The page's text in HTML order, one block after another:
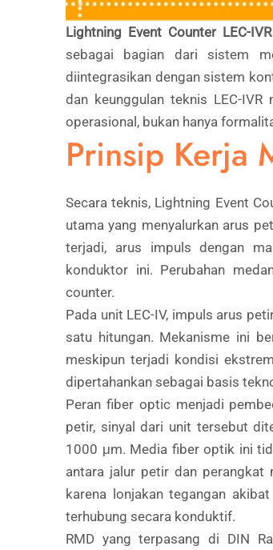
Lightning Event Counter LEC-IVR
sebagai bagian dari sistem
diintegrasikan dengan sistem
dan keunggulan teknis LEC-
operasional, bukan hanya
Prinsip Kerja
Secara teknis, Lightning Event
utama yang menyalurkan arus
terjadi, arus impuls dengan
konduktor ini. Perubahan
counter.
Pada unit LEC-IV, impuls arus
satu hitungan. Mekanisme ini
meskipun terjadi kondisi
dipertahankan sebagai basis
Peran fiber optic menjadi
petir, sinyal dari unit tersebut
1000 μm. Media fiber optik ini
antara jalur petir dan perangkat
karena lonjakan tegangan
terhubung secara konduktif.
RMD yang terpasang di DIN